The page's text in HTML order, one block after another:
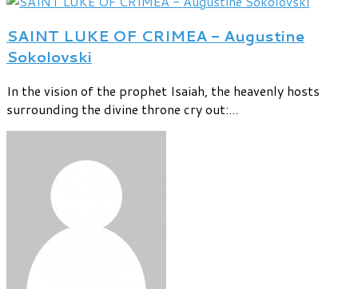
SAINT LUKE OF CRIMEA - Augustine
Sokolovski
In the vision of the prophet Isaiah, the heavenly hosts
surrounding the divine throne cry out:...